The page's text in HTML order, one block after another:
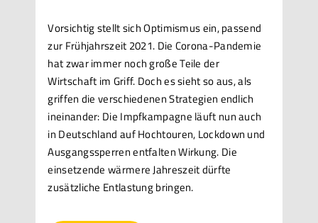
Vorsichtig stellt sich Optimismus ein, passend
zur Frühjahrszeit 2021. Die Corona-Pandemie
hat zwar immer noch große Teile der
Wirtschaft im Griff. Doch es sieht so aus, als
griffen die verschiedenen Strategien endlich
ineinander: Die Impfkampagne läuft nun auch
in Deutschland auf Hochtouren, Lockdown und
Ausgangssperren entfalten Wirkung. Die
einsetzende wärmere Jahreszeit dürfte
zusätzliche Entlastung bringen.